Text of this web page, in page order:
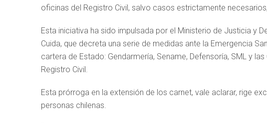
oficinas del Registro Civil, salvo casos estrictamente
Esta iniciativa ha sido impulsada por el Ministerio de Justicia y
Cuida, que decreta una serie de medidas ante la Emergencia
cartera de Estado: Gendarmería, Sename, Defensoría, SML y
Registro Civil.
Esta prórroga en la extensión de los carnet, vale aclarar, rige
personas chilenas.